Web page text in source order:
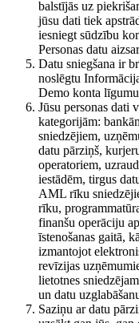
balstījās uz
jūsu dati tiek
iesniegt sūdzību
Personas datu
Datu sniegšana ir
noslēgtu
Demo konta
Jūsu personas dati
kategorijām:
sniedzējiem,
datu pārziņš,
operatoriem,
iestādēm, tirgus
AML rīku
rīku,
finanšu operāciju
īstenošanas gaitā,
izmantojot
revīzijas
lietotnes
un datu
Saziņu ar datu